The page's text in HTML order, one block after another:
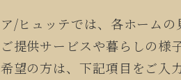
/ヒュッテでは、各ホーム
提供サービスや暮らしの様
望の方は、下記項目をご入